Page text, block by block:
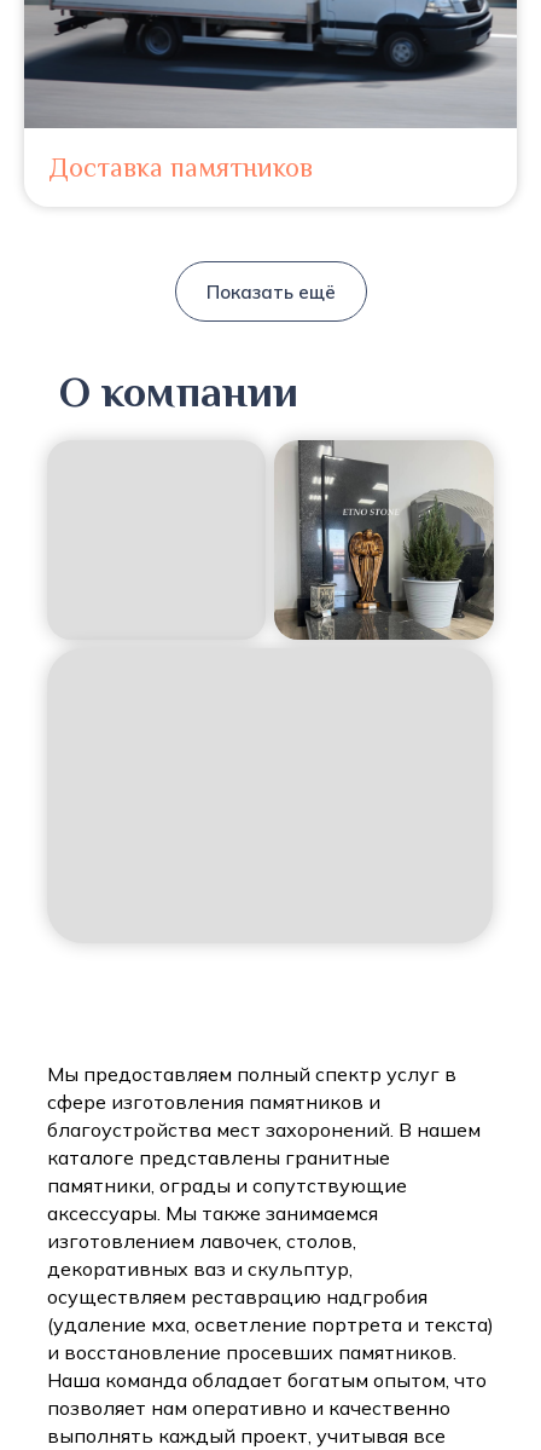
Доставка памятников
Показать ещё
Мы предоставляем полный спектр услуг в
сфере изготовления памятников и
благоустройства мест захоронений. В нашем
каталоге представлены гранитные
памятники, ограды и сопутствующие
аксессуары. Мы также занимаемся
изготовлением лавочек, столов,
декоративных ваз и скульптур,
осуществляем реставрацию надгробия
(удаление мха, осветление портрета и текста)
и восстановление просевших памятников.
Наша команда обладает богатым опытом, что
позволяет нам оперативно и качественно
выполнять каждый проект, учитывая все
О компании